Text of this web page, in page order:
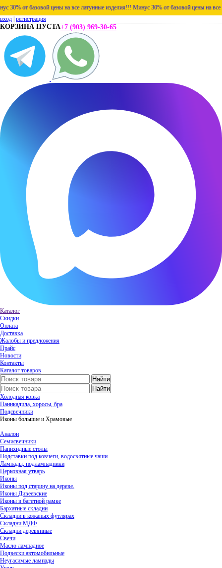
от базовой цены на все латунные изделия!!! Минус 30% от базовой цены на все
вход регистрация
КОРЗИНА ПУСТА+7 (903) 969-30-65
Каталог
Скидки
Оплата
Доставка
Жалобы и предложения
Прайс
Новости
Контакты
Каталог товаров
Холодная ковка
Паникадила, хоросы, бра
Подсвечники
Иконы большие и Храмовые
Аналои
Семисвечники
Панихидные столы
Подставки под ковчеги, водосвятные чаши
Лампады, подлампадники
Церковная утварь
Иконы
Иконы под старину на дереве.
Иконы Дивеевские
Иконы в багетной рамке
Бархатные складни
Складни в кожаных футлярах
Складни МДФ
Складни деревянные
Свечи
Масло лампадное
Подвески автомобильные
Неугасимые лампады